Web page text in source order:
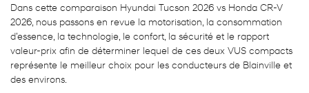
Dans cette comparaison Hyundai Tucson 2026 vs Honda CR-V
2026, nous passons en revue la motorisation, la consommation
d’essence, la technologie, le confort, la sécurité et le rapport
valeur-prix afin de déterminer lequel de ces deux VUS compacts
représente le meilleur choix pour les conducteurs de Blainville et
des environs.